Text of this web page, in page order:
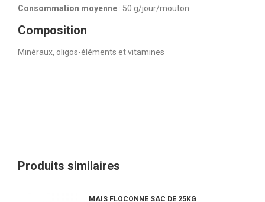
Consommation moyenne : 50 g/jour/mouton
Composition
Minéraux, oligos-éléments et vitamines
Produits similaires
MAIS FLOCONNE SAC DE 25KG